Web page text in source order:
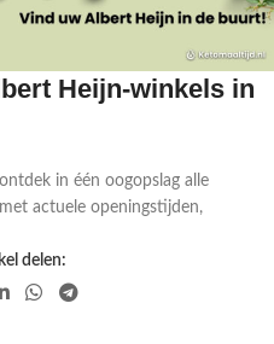
Heijn-winkels in
in één oogopslag alle
actuele openingstijden,
delen: